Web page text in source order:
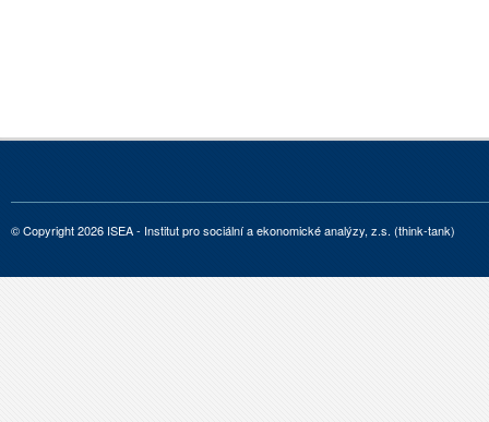
© Copyright 2026 ISEA - Institut pro sociální a ekonomické analýzy, z.s. (think-tank)